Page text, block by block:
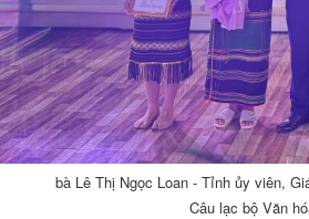
bà Lê Thị Ngọc Loan - Tỉnh ủy viên,
Câu lạc bộ Văn